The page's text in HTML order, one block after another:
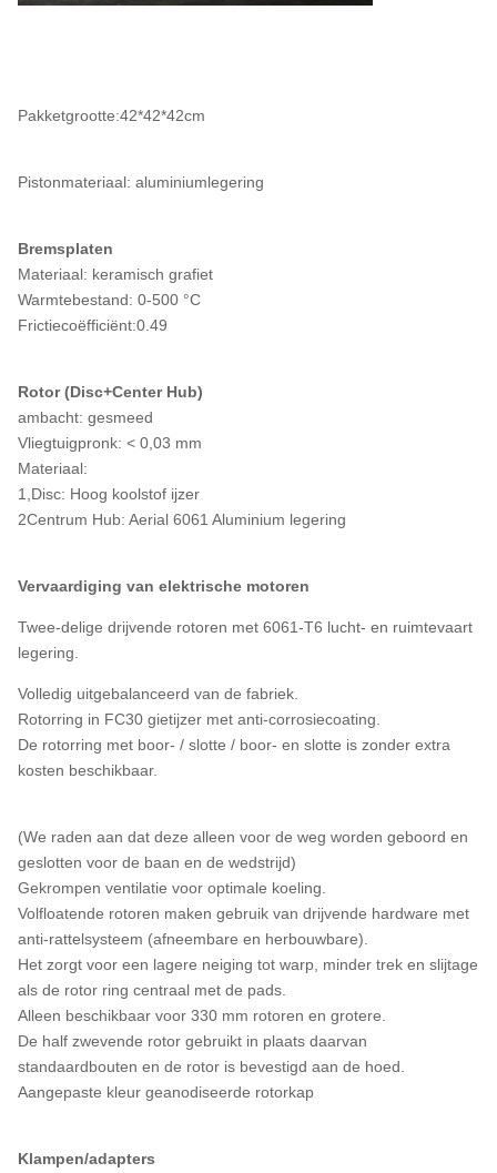
Pakketgrootte:42*42*42cm
Pistonmateriaal: aluminiumlegering
Bremsplaten
Materiaal: keramisch grafiet
Warmtebestand: 0-500 °C
Frictiecoëfficiënt:0.49
Rotor (Disc+Center Hub)
ambacht: gesmeed
Vliegtuigpronk: < 0,03 mm
Materiaal:
1,Disc: Hoog koolstof ijzer
2Centrum Hub: Aerial 6061 Aluminium legering
Vervaardiging van elektrische motoren
Twee-delige drijvende rotoren met 6061-T6 lucht- en ruimtevaart
legering.
Volledig uitgebalanceerd van de fabriek.
Rotorring in FC30 gietijzer met anti-corrosiecoating.
De rotorring met boor- / slotte / boor- en slotte is zonder extra
kosten beschikbaar.
(We raden aan dat deze alleen voor de weg worden geboord en
geslotten voor de baan en de wedstrijd)
Gekrompen ventilatie voor optimale koeling.
Volfloatende rotoren maken gebruik van drijvende hardware met
anti-rattelsysteem (afneembare en herbouwbare).
Het zorgt voor een lagere neiging tot warp, minder trek en slijtage
als de rotor ring centraal met de pads.
Alleen beschikbaar voor 330 mm rotoren en grotere.
De half zwevende rotor gebruikt in plaats daarvan
standaardbouten en de rotor is bevestigd aan de hoed.
Aangepaste kleur geanodiseerde rotorkap
Klampen/adapters